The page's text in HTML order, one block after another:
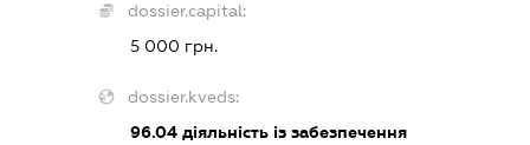
dossier.capital:
5 000 грн.
dossier.kveds:
96.04 діяльність із забезпечення